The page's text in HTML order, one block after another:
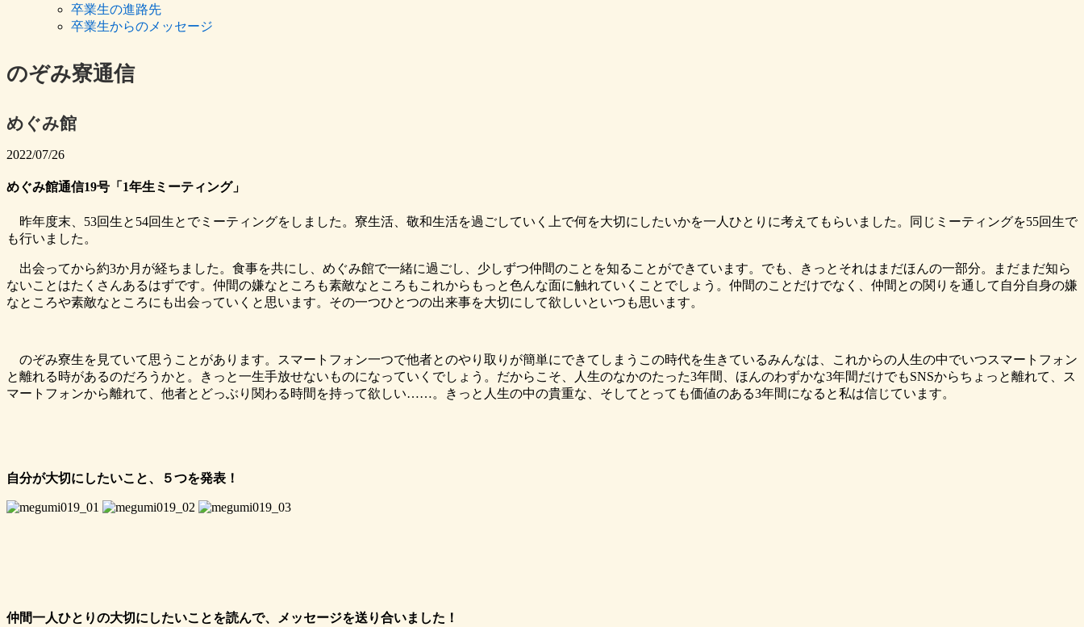
卒業生の進路先
卒業生からのメッセージ
のぞみ寮通信
めぐみ館
2022/07/26
めぐみ館通信19号「1年生ミーティング」
昨年度末、53回生と54回生とでミーティングをしました。寮生活、敬和生活を過ごしていく上で何を大切にしたいかを一人ひとりに考えてもらいました。同じミーティングを55回生で
も行いました。
出会ってから約3か月が経ちました。食事を共にし、めぐみ館で一緒に過ごし、少しずつ仲間のことを知ることができています。でも、きっとそれはまだほんの一部分。まだまだ知ら
ないことはたくさんあるはずです。仲間の嫌なところも素敵なところもこれからもっと色んな面に触れていくことでしょう。仲間のことだけでなく、仲間との関りを通して自分自身の嫌
なところや素敵なところにも出会っていくと思います。その一つひとつの出来事を大切にして欲しいといつも思います。
のぞみ寮生を見ていて思うことがあります。スマートフォン一つで他者とのやり取りが簡単にできてしまうこの時代を生きているみんなは、これからの人生の中でいつスマートフォン
と離れる時があるのだろうかと。きっと一生手放せないものになっていくでしょう。だからこそ、人生のなかのたった3年間、ほんのわずかな3年間だけでもSNSからちょっと離れて、ス
マートフォンから離れて、他者とどっぶり関わる時間を持って欲しい……。きっと人生の中の貴重な、そしてとっても価値のある3年間になると私は信じています。
自分が大切にしたいこと、５つを発表！
仲間一人ひとりの大切にしたいことを読んで、メッセージを送り合いました！